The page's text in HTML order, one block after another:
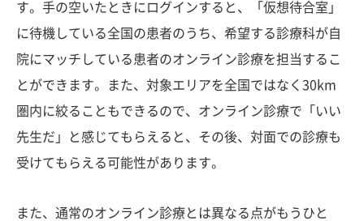
す。手の空いたときにログインすると、「仮想待合室」
に待機している全国の患者のうち、希望する診療科が自
院にマッチしている患者のオンライン診療を担当するこ
とができます。また、対象エリアを全国ではなく30km
圏内に絞ることもできるので、オンライン診療で「いい
先生だ」と感じてもらえると、その後、対面での診療も
受けてもらえる可能性があります。
また、通常のオンライン診療とは異なる点がもうひと